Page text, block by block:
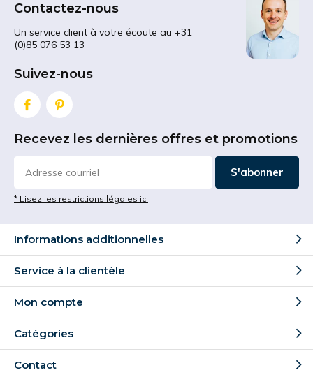
Contactez-nous
Un service client à votre écoute au +31
(0)85 076 53 13
Suivez-nous
Recevez les dernières offres et promotions
S'abonner
* Lisez les restrictions légales ici
Informations additionnelles
Service à la clientèle
Mon compte
Catégories
Contact